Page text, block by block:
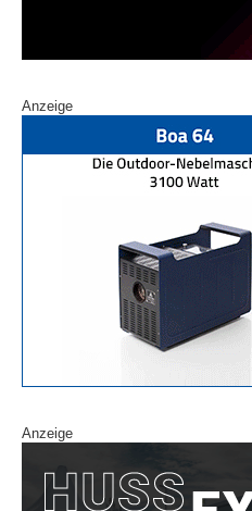
Anzeige
Anzeige